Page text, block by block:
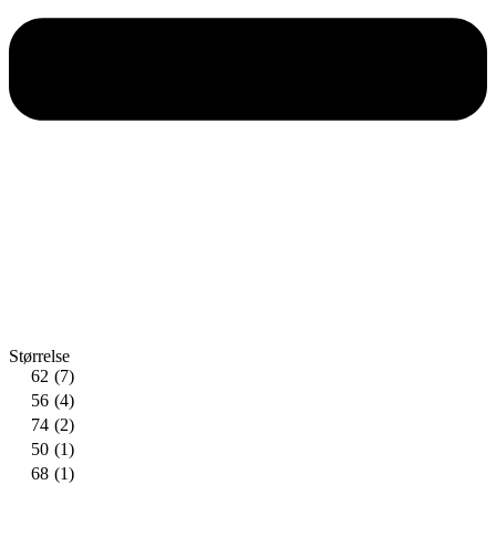
Størrelse
62 (7)
56 (4)
74 (2)
50 (1)
68 (1)